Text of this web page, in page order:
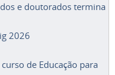
e doutorados termina
2026
de Educação para